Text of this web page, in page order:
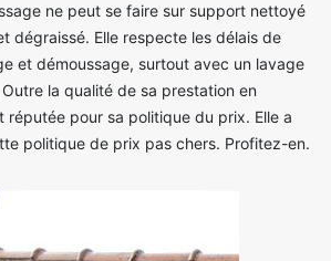
ne peut se faire sur support nettoyé
dégraissé. Elle respecte les délais de
et démoussage, surtout avec un lavage
la qualité de sa prestation en
réputée pour sa politique du prix. Elle a
politique de prix pas chers. Profitez-en.